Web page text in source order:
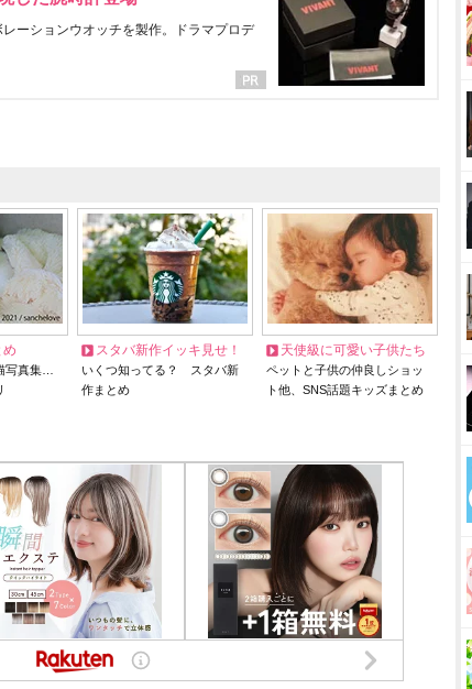
ーションウオッチを製作。ドラマプロデ
め
写真集…
スタバ新作イッキ見せ！
いくつ知ってる？ スタバ新
作まとめ
天使級に可愛い子供たち
ペットと子供の仲良しショッ
ト他、SNS話題キッズまとめ